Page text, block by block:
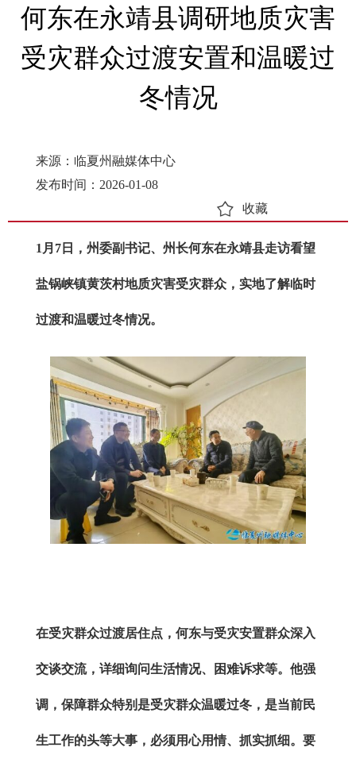
何东在永靖县调研地质灾害
受灾群众过渡安置和温暖过
冬情况
来源：临夏州融媒体中心
发布时间：2026-01-08
收藏
1月7日，州委副书记、州长何东在永靖县走访看望
盐锅峡镇黄茨村地质灾害受灾群众，实地了解临时
过渡和温暖过冬情况。
在受灾群众过渡居住点，何东与受灾安置群众深入
交谈交流，详细询问生活情况、困难诉求等。他强
调，保障群众特别是受灾群众温暖过冬，是当前民
生工作的头等大事，必须用心用情、抓实抓细。 要